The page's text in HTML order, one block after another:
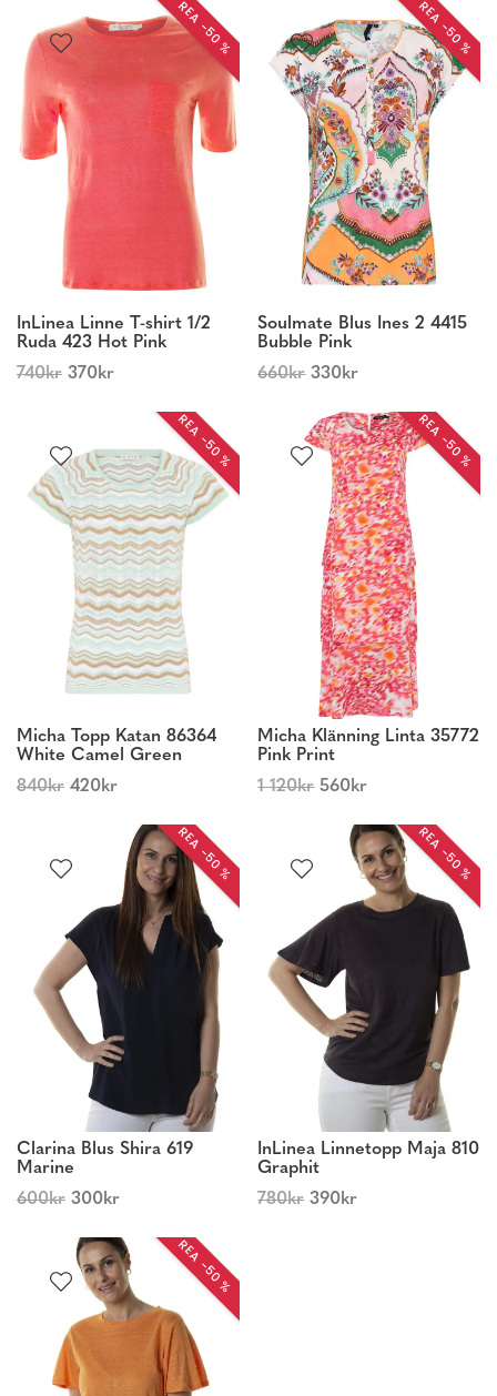
REA −50 %
InLinea Linne T-shirt 1/2
Ruda 423 Hot Pink
740kr 370kr
REA −50 %
Soulmate Blus Ines 2 4415
Bubble Pink
660kr 330kr
REA −50 %
Micha Topp Katan 86364
White Camel Green
840kr 420kr
REA −50 %
Micha Klänning Linta 35772
Pink Print
1 120kr 560kr
REA −50 %
Clarina Blus Shira 619
Marine
600kr 300kr
REA −50 %
InLinea Linnetopp Maja 810
Graphit
780kr 390kr
REA −50 %